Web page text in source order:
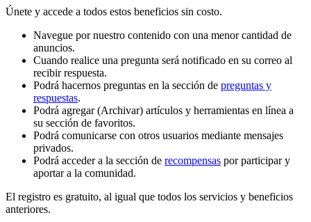
Únete y accede a todos estos beneficios sin costo.
Navegue por nuestro contenido con una menor cantidad de
anuncios.
Cuando realice una pregunta será notificado en su correo al
recibir respuesta.
Podrá hacernos preguntas en la sección de preguntas y
respuestas.
Podrá agregar (Archivar) artículos y herramientas en línea a
su sección de favoritos.
Podrá comunicarse con otros usuarios mediante mensajes
privados.
Podrá acceder a la sección de recompensas por participar y
aportar a la comunidad.
El registro es gratuito, al igual que todos los servicios y beneficios
anteriores.